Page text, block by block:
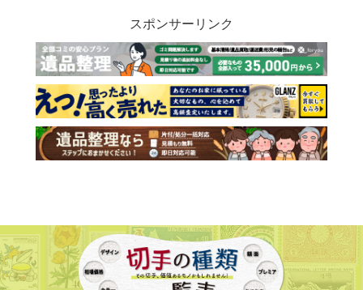
スポンサーリンク